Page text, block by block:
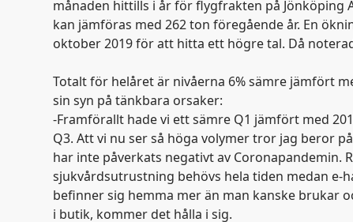
månaden hittills i år för flygfrakten på Jönköping
kan jämföras med 262 ton föregående år. En
oktober 2019 för att hitta ett högre tal. Då
Totalt för helåret är nivåerna 6% sämre jämfört
sin syn på tänkbara orsaker:
-Framförallt hade vi ett sämre Q1 jämfört med
Q3. Att vi nu ser så höga volymer tror jag beror
har inte påverkats negativt av Coronapandemin.
sjukvårdsutrustning behövs hela tiden medan e-
befinner sig hemma mer än man kanske brukar
i butik, kommer det hålla i sig.